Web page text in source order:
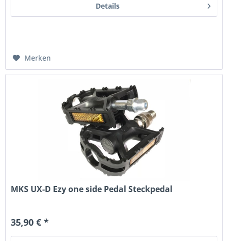
Details
Merken
MKS UX-D Ezy one side Pedal Steckpedal
35,90 € *